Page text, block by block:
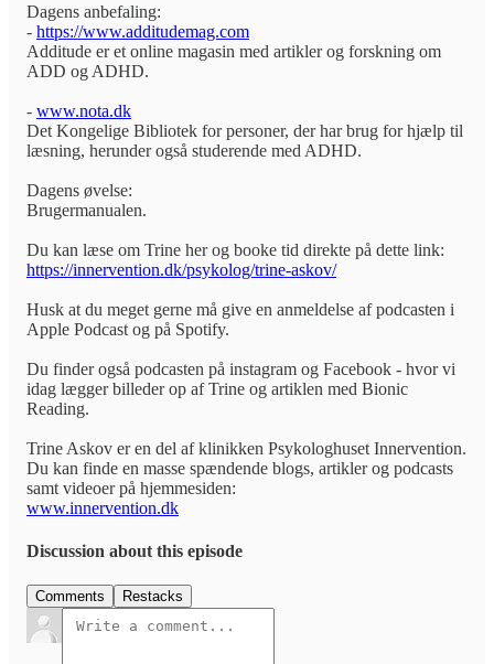
Dagens anbefaling:
- https://www.additudemag.com
Additude er et online magasin med artikler og forskning om
ADD og ADHD.
- www.nota.dk
Det Kongelige Bibliotek for personer, der har brug for hjælp til
læsning, herunder også studerende med ADHD.
Dagens øvelse:
Brugermanualen.
Du kan læse om Trine her og booke tid direkte på dette link:
https://innervention.dk/psykolog/trine-askov/
Husk at du meget gerne må give en anmeldelse af podcasten i
Apple Podcast og på Spotify.
Du finder også podcasten på instagram og Facebook - hvor vi
idag lægger billeder op af Trine og artiklen med Bionic
Reading.
Trine Askov er en del af klinikken Psykologhuset Innervention.
Du kan finde en masse spændende blogs, artikler og podcasts
samt videoer på hjemmesiden:
www.innervention.dk
Discussion about this episode
Comments Restacks